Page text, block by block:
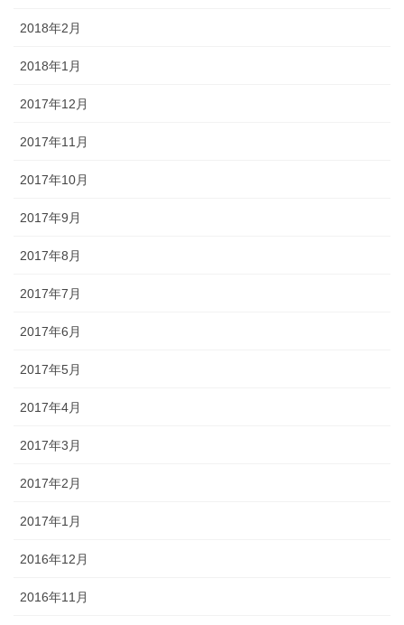
2018年2月
2018年1月
2017年12月
2017年11月
2017年10月
2017年9月
2017年8月
2017年7月
2017年6月
2017年5月
2017年4月
2017年3月
2017年2月
2017年1月
2016年12月
2016年11月